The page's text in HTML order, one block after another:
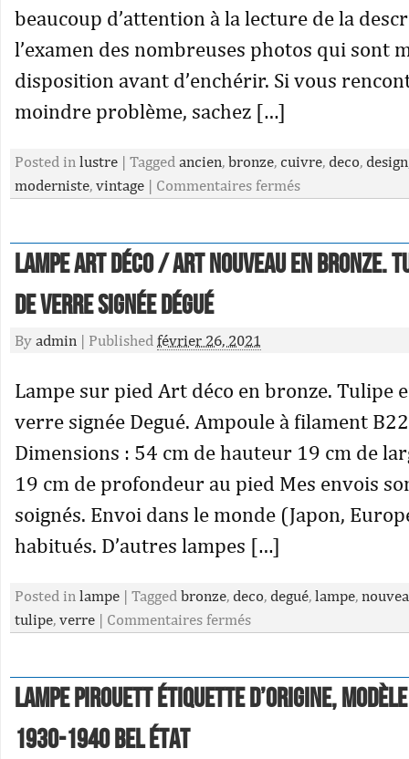
beaucoup d’attention à la lecture de la
l’examen des nombreuses photos qui sont
disposition avant d’enchérir. Si vous
moindre problème, sachez […]
Posted in lustre | Tagged ancien, bronze, cuivre, deco, design
moderniste, vintage | Commentaires fermés
Lampe Art déco / Art nouveau en bronze.
de verre signée Dégué
By admin | Published février 26, 2021
Lampe sur pied Art déco en bronze. Tulipe
verre signée Degué. Ampoule à filament
Dimensions : 54 cm de hauteur 19 cm de
19 cm de profondeur au pied Mes envois
soignés. Envoi dans le monde (Japon,
habitués. D’autres lampes […]
Posted in lampe | Tagged bronze, deco, degué, lampe,
tulipe, verre | Commentaires fermés
Lampe Pirouett étiquette d’origine,
1930-1940 Bel état